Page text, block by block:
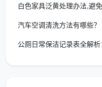
储物柜表面除尘，物品
栏杆、扶手彻底擦拭
易忽略细节处理
白色家具泛黄处理办法,避
汽车空调清洗方法有哪些？